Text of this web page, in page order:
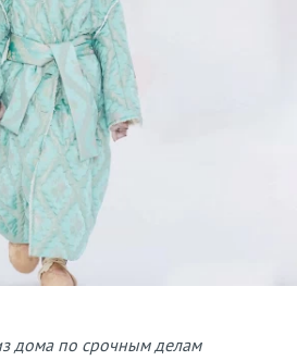
дома по срочным делам